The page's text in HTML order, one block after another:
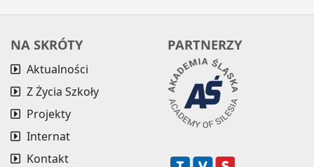
NA SKRÓTY
Aktualności
Z Życia Szkoły
Projekty
Internat
Kontakt
PARTNERZY